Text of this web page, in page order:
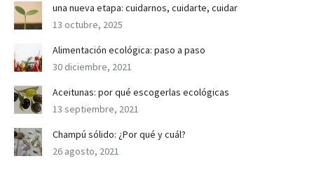
una nueva etapa: cuidarnos, cuidarte, cuidar
13 octubre, 2025
Alimentación ecológica: paso a paso
30 diciembre, 2021
Aceitunas: por qué escogerlas ecológicas
13 septiembre, 2021
Champú sólido: ¿Por qué y cuál?
26 agosto, 2021